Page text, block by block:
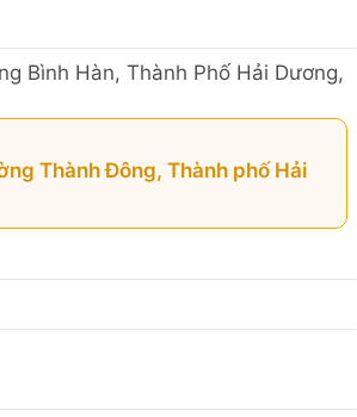
Bình Hàn, Thành Phố Hải Dương,
Thành Đông, Thành phố Hải